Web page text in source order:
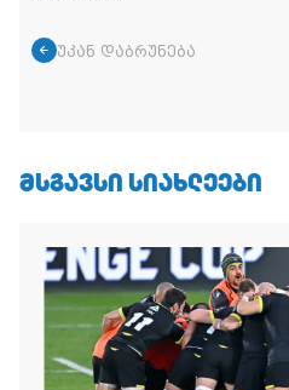
უკან დაბრუნება
ᲛᲡᲒᲐᲕᲡᲘ ᲡᲘᲐᲮᲚᲔᲔᲑᲘ